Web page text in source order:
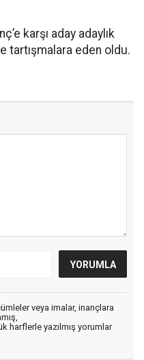
karşı aday adaylık
tartışmalara eden oldu.
veya imalar, inançlara
harflerle yazılmış yorumlar